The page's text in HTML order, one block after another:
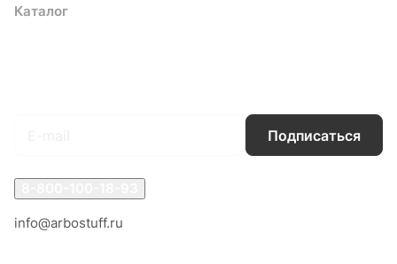
Каталог
Подписаться
info@arbostuff.ru